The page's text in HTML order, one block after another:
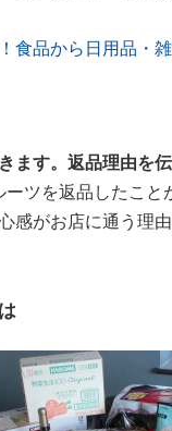
食品から日用品・
ます。返品理由を
ツを返品したこ
感がお店に通う理由